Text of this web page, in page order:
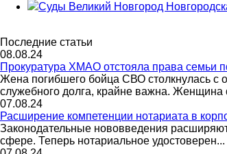
Суды Великий Новгород
Последние статьи
08.08.24
Прокуратура ХМАО отстояла права семьи
Жена погибшего бойца СВО столкнулась с
служебного долга, крайне важна. Женщина
07.08.24
Расширение компетенции нотариата в
Законодательные нововведения
сфере. Теперь нотариальное удостоверен...